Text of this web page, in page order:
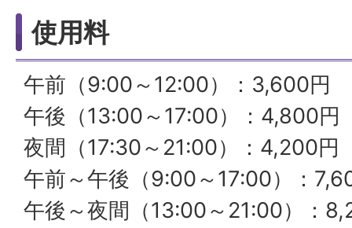
使用料
午前（9:00～12:00）：3,600円
午後（13:00～17:00）：4,800円
夜間（17:30～21:00）：4,200円
午前～午後（9:00～17:00）：
午後～夜間（13:00～21:00）：